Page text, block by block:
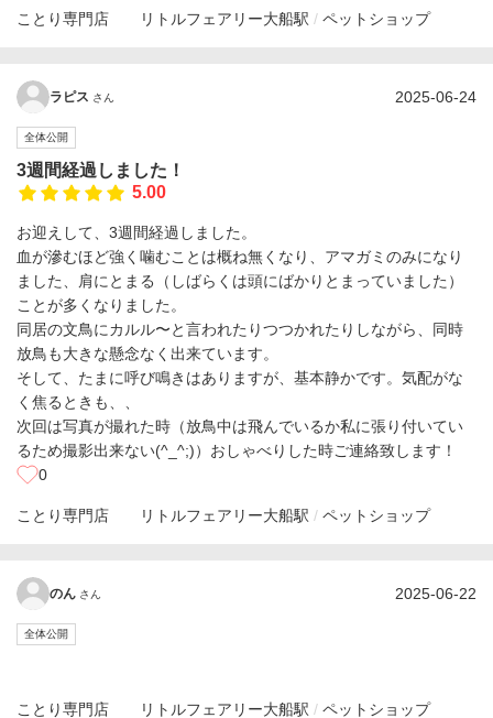
ことり専門店 リトルフェアリー大船駅 ペットショップ
ラピス さん 2025-06-24
全体公開
3週間経過しました！
5.00
お迎えして、3週間経過しました。
血が滲むほど強く噛むことは概ね無くなり、アマガミのみになり
ました、肩にとまる（しばらくは頭にばかりとまっていました）
ことが多くなりました。
同居の文鳥にカルル〜と言われたりつつかれたりしながら、同時
放鳥も大きな懸念なく出来ています。
そして、たまに呼び鳴きはありますが、基本静かです。気配がな
く焦るときも、、
次回は写真が撮れた時（放鳥中は飛んでいるか私に張り付いてい
るため撮影出来ない(^_^;)）おしゃべりした時ご連絡致します！
0
ことり専門店 リトルフェアリー大船駅 ペットショップ
のん さん 2025-06-22
全体公開
ことり専門店 リトルフェアリー大船駅 ペットショップ